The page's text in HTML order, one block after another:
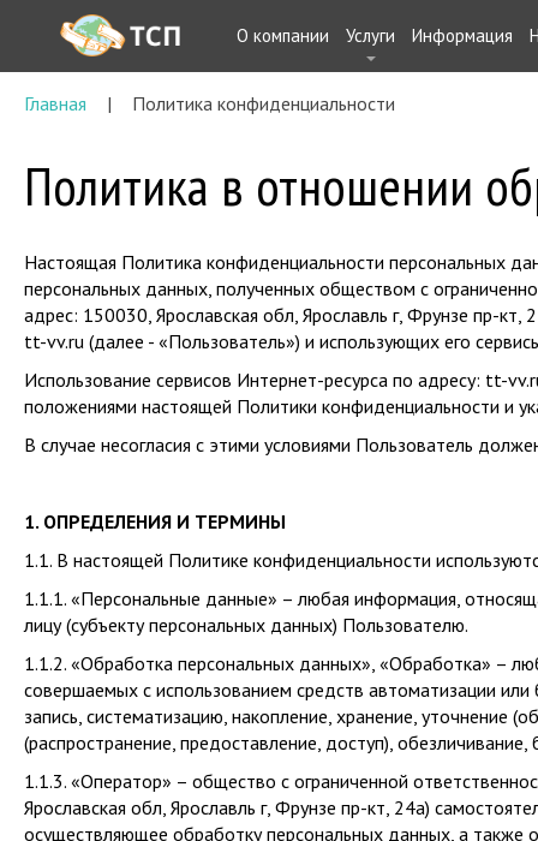
О компании Услуги Информация
Главная Политика конфиденциальности
Политика в отношении
Настоящая Политика конфиденциальности персональных
персональных данных, полученных обществом с
адрес: 150030, Ярославская обл, Ярославль г, Фрунзе пр-
tt-vv.ru (далее - «Пользователь») и использующих его
Использование сервисов Интернет-ресурса по адресу: tt-
положениями настоящей Политики конфиденциальности и
В случае несогласия с этими условиями Пользователь
1. ОПРЕДЕЛЕНИЯ И ТЕРМИНЫ
1.1. В настоящей Политике конфиденциальности
1.1.1. «Персональные данные» – любая информация,
лицу (субъекту персональных данных) Пользователю.
1.1.2. «Обработка персональных данных», «Обработка» –
совершаемых с использованием средств автоматизации
запись, систематизацию, накопление, хранение, уточнение
(распространение, предоставление, доступ),
1.1.3. «Оператор» – общество с ограниченной
Ярославская обл, Ярославль г, Фрунзе пр-кт, 24а)
осуществляющее обработку персональных данных, а также